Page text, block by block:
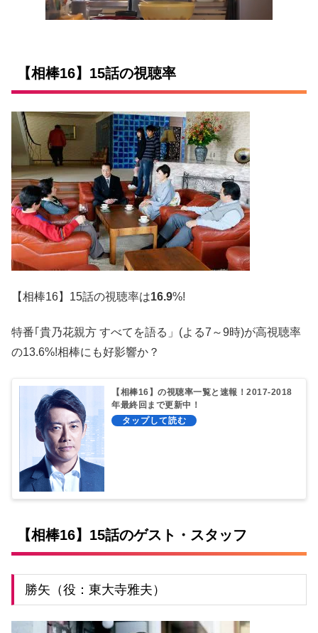
【相棒16】15話の視聴率
【相棒16】15話の視聴率は16.9%!
特番｢貴乃花親方 すべてを語る」(よる7～9時)が高視聴率
の13.6%!相棒にも好影響か？
【相棒16】の視聴率一覧と速報！2017-2018
年最終回まで更新中！
【相棒16】15話のゲスト・スタッフ
勝矢（役：東大寺雅夫）